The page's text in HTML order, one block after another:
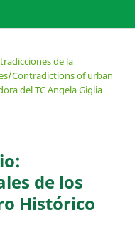
de la
Contradictions of urban
del TC Angela Giglia
de los
Histórico